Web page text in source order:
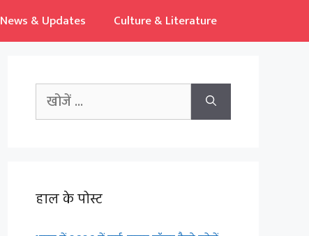
News & Updates Culture & Literature
Search
for:
हाल के पोस्ट